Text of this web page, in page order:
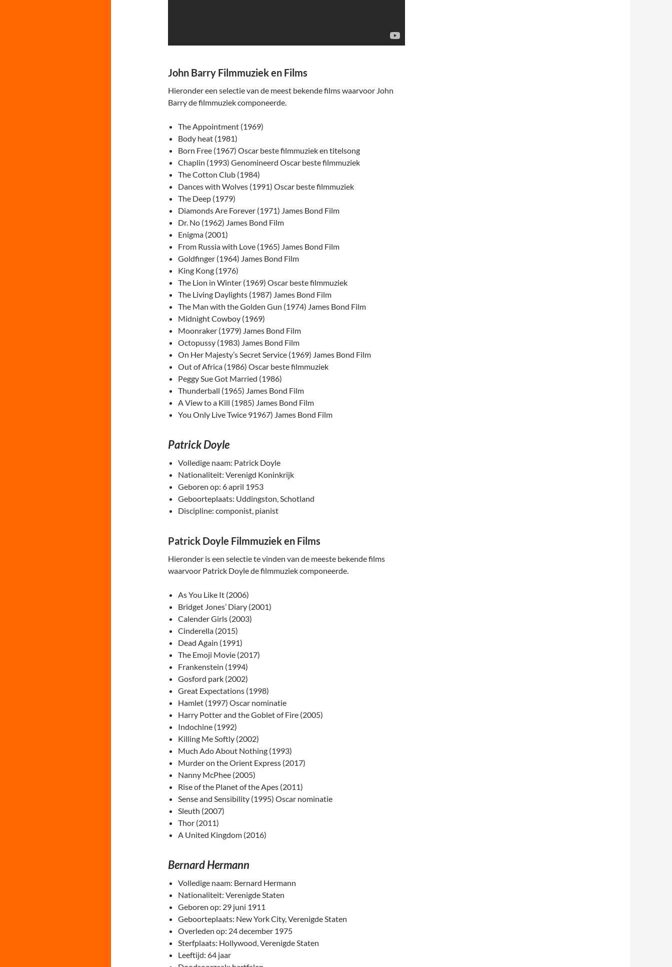
John Barry Filmmuziek en Films
Hieronder een selectie van de meest bekende films waarvoor John
Barry de filmmuziek componeerde.
The Appointment (1969)
Body heat (1981)
Born Free (1967) Oscar beste filmmuziek en titelsong
Chaplin (1993) Genomineerd Oscar beste filmmuziek
The Cotton Club (1984)
Dances with Wolves (1991) Oscar beste filmmuziek
The Deep (1979)
Diamonds Are Forever (1971) James Bond Film
Dr. No (1962) James Bond Film
Enigma (2001)
From Russia with Love (1965) James Bond Film
Goldfinger (1964) James Bond Film
King Kong (1976)
The Lion in Winter (1969) Oscar beste filmmuziek
The Living Daylights (1987) James Bond Film
The Man with the Golden Gun (1974) James Bond Film
Midnight Cowboy (1969)
Moonraker (1979) James Bond Film
Octopussy (1983) James Bond Film
On Her Majesty’s Secret Service (1969) James Bond Film
Out of Africa (1986) Oscar beste filmmuziek
Peggy Sue Got Married (1986)
Thunderball (1965) James Bond Film
A View to a Kill (1985) James Bond Film
You Only Live Twice 91967) James Bond Film
Patrick Doyle
Volledige naam: Patrick Doyle
Nationaliteit: Verenigd Koninkrijk
Geboren op: 6 april 1953
Geboorteplaats: Uddingston, Schotland
Discipline: componist, pianist
Patrick Doyle Filmmuziek en Films
Hieronder is een selectie te vinden van de meeste bekende films
waarvoor Patrick Doyle de filmmuziek componeerde.
As You Like It (2006)
Bridget Jones’ Diary (2001)
Calender Girls (2003)
Cinderella (2015)
Dead Again (1991)
The Emoji Movie (2017)
Frankenstein (1994)
Gosford park (2002)
Great Expectations (1998)
Hamlet (1997) Oscar nominatie
Harry Potter and the Goblet of Fire (2005)
Indochine (1992)
Killing Me Softly (2002)
Much Ado About Nothing (1993)
Murder on the Orient Express (2017)
Nanny McPhee (2005)
Rise of the Planet of the Apes (2011)
Sense and Sensibility (1995) Oscar nominatie
Sleuth (2007)
Thor (2011)
A United Kingdom (2016)
Bernard Hermann
Volledige naam: Bernard Hermann
Nationaliteit: Verenigde Staten
Geboren op: 29 juni 1911
Geboorteplaats: New York City, Verenigde Staten
Overleden op: 24 december 1975
Sterfplaats: Hollywood, Verenigde Staten
Leeftijd: 64 jaar